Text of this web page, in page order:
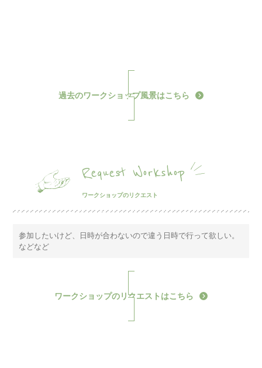
過去のワークショップ風景はこちら
Request Workshop
ワークショップのリクエスト
参加したいけど、日時が合わないので違う日時で行って欲しい。
などなど
ワークショップのリクエストはこちら